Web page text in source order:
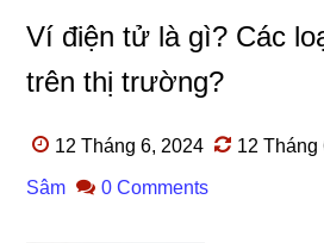
Ví điện tử là gì? Các
trên thị trường?
12 Tháng 6, 2024 12 Tháng
Sâm 0 Comments